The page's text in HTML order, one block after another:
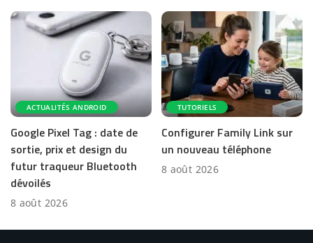
ACTUALITÉS ANDROID
Google Pixel Tag : date de
sortie, prix et design du
futur traqueur Bluetooth
dévoilés
8 août 2026
TUTORIELS
Configurer Family Link sur
un nouveau téléphone
8 août 2026